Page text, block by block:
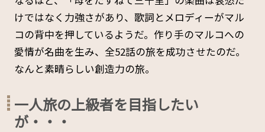
けではなく力強さがあり、歌詞とメロディーがマル
コの背中を押しているようだ。作り手のマルコへの
愛情が名曲を生み、全52話の旅を成功させたのだ。
なんと素晴らしい創造力の旅。
一人旅の上級者を目指したい
が・・・